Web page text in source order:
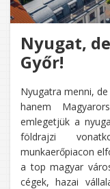
Nyugat,
Győr!
Nyugatra menni,
hanem
emlegetjük a
földrajzi
munkaerőpiacon
a top magyar
cégek, hazai